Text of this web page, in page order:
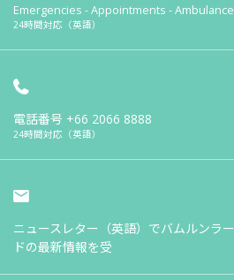
Emergencies - Appointments - Ambulance
24時間対応（英語）
電話番号 +66 2066 8888
24時間対応（英語）
ニュースレター（英語）でバムルンラー
ドの最新情報を受